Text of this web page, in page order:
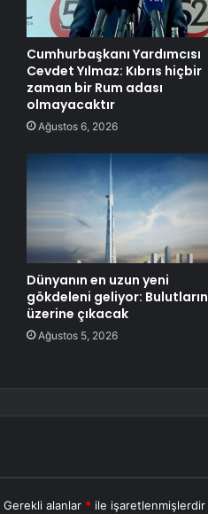
Cumhurbaşkanı Yardımcısı
Cevdet Yılmaz: Kıbrıs hiçbir
zaman bir Rum adası
olmayacaktır
Ağustos 6, 2026
Dünyanın en uzun yeni
gökdeleni geliyor: Bulutların
üzerine çıkacak
Ağustos 5, 2026
Gerekli alanlar * ile işaretlenmişlerdir